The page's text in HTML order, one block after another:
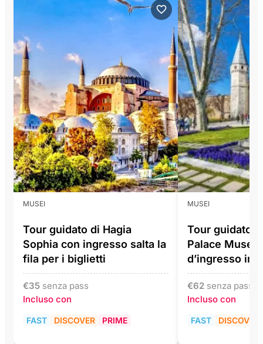
MUSEI
Tour guidato di Hagia
Sophia con ingresso salta la
fila per i biglietti
€35 senza pass
Incluso con
FAST DISCOVER PRIME
MUSEI
Tour guidato
Palace
d’ingresso
€62 senza pass
Incluso con
FAST DISCOVER